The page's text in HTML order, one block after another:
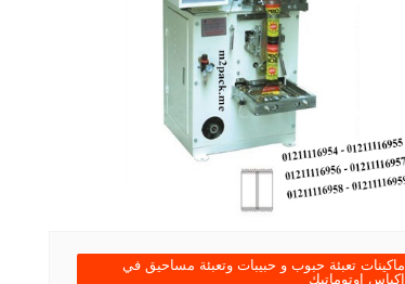
ماكينات تعبئة حبوب و حبيبات وتعبئة مساحيق في
اكياس اوتوماتيك